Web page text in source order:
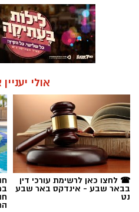
אולי
☎ לחצו כאן לרשימת עורכי דין
בבאר שבע - אינדקס באר שבע
נט